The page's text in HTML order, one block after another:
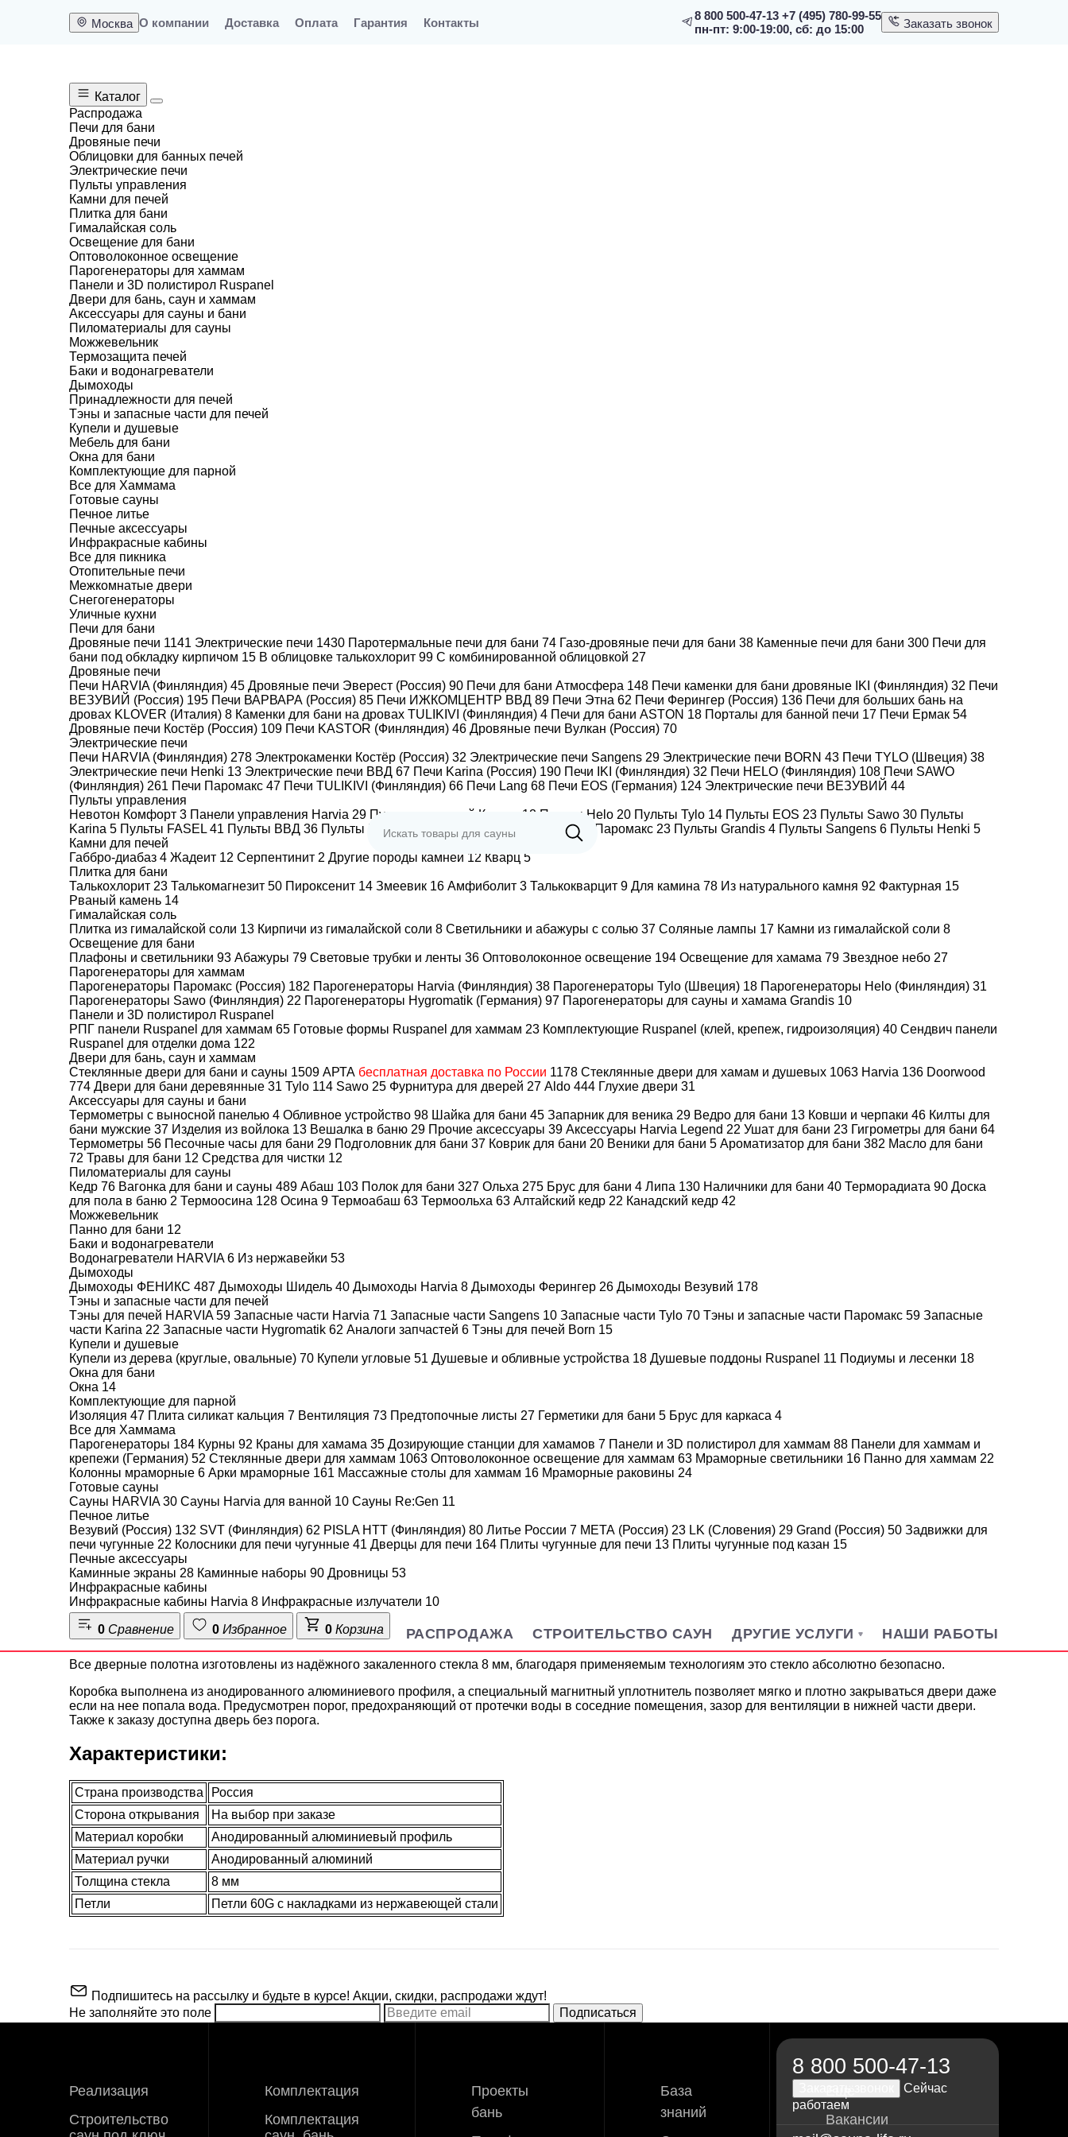
Москва О компании Доставка Оплата Гарантия Контакты 8 800 500-47-13 +7 (495) 780-99-55
пн-пт: 9:00-19:00, сб: до 15:00
Заказать звонок
Меню
Москва
Каталог
Распродажа
Печи для бани
Дровяные печи
Облицовки для банных печей
Электрические печи
Пульты управления
Камни для печей
Плитка для бани
Гималайская соль
Освещение для бани
Оптоволоконное освещение
Парогенераторы для хаммам
Панели и 3D полистирол Ruspanel
Двери для бань, саун и хаммам
Аксессуары для сауны и бани
Пиломатериалы для сауны
Можжевельник
Термозащита печей
Баки и водонагреватели
Дымоходы
Принадлежности для печей
Тэны и запасные части для печей
Купели и душевые
Мебель для бани
Окна для бани
Комплектующие для парной
Все для Хаммама
Готовые сауны
Печное литье
Печные аксессуары
Инфракрасные кабины
Все для пикника
Отопительные печи
Межкомнатые двери
Снегогенераторы
Уличные кухни
Печи для бани
Дровяные печи 1141 Электрические печи 1430 Паротермальные печи для бани 74 Газо-дровяные печи для бани 38 Каменные печи для бани 300 Печи для
бани под обкладку кирпичом 15 В облицовке талькохлорит 99 С комбинированной облицовкой 27
Дровяные печи
Печи HARVIA (Финляндия) 45 Дровяные печи Эверест (Россия) 90 Печи для бани Атмосфера 148 Печи каменки для бани дровяные IKI (Финляндия) 32 Печи
ВЕЗУВИЙ (Россия) 195 Печи ВАРВАРА (Россия) 85 Печи ИЖКОМЦЕНТР ВВД 89 Печи Этна 62 Печи Ферингер (Россия) 136 Печи для больших бань на
дровах KLOVER (Италия) 8 Каменки для бани на дровах TULIKIVI (Финляндия) 4 Печи для бани ASTON 18 Порталы для банной печи 17 Печи Ермак 54
Дровяные печи Костёр (Россия) 109 Печи KASTOR (Финляндия) 46 Дровяные печи Вулкан (Россия) 70
Электрические печи
Печи HARVIA (Финляндия) 278 Электрокаменки Костёр (Россия) 32 Электрические печи Sangens 29 Электрические печи BORN 43 Печи TYLO (Швеция) 38
Электрические печи Henki 13 Электрические печи ВВД 67 Печи Karina (Россия) 190 Печи IKI (Финляндия) 32 Печи HELO (Финляндия) 108 Печи SAWO
(Финляндия) 261 Печи Паромакс 47 Печи TULIKIVI (Финляндия) 66 Печи Lang 68 Печи EOS (Германия) 124 Электрические печи ВЕЗУВИЙ 44
Пульты управления
Невотон Комфорт 3 Панели управления Harvia 29 Пульты для печей Костер 12 Пульты Helo 20 Пульты Tylo 14 Пульты EOS 23 Пульты Sawo 30 Пульты
Karina 5 Пульты FASEL 41 Пульты ВВД 36 Пульты BORN13 Пульты ВЕЗУВИЙ Пульты Паромакс 23 Пульты Grandis 4 Пульты Sangens 6 Пульты Henki 5
Камни для печей
Габбро-диабаз 4 Жадеит 12 Серпентинит 2 Другие породы камней 12 Кварц 5
Плитка для бани
Талькохлорит 23 Талькомагнезит 50 Пироксенит 14 Змеевик 16 Амфиболит 3 Талькокварцит 9 Для камина 78 Из натурального камня 92 Фактурная 15
Рваный камень 14
Гималайская соль
Плитка из гималайской соли 13 Кирпичи из гималайской соли 8 Светильники и абажуры с солью 37 Соляные лампы 17 Камни из гималайской соли 8
Освещение для бани
Плафоны и светильники 93 Абажуры 79 Световые трубки и ленты 36 Оптоволоконное освещение 194 Освещение для хамама 79 Звездное небо 27
Парогенераторы для хаммам
Парогенераторы Паромакс (Россия) 182 Парогенераторы Harvia (Финляндия) 38 Парогенераторы Tylo (Швеция) 18 Парогенераторы Helo (Финляндия) 31
Парогенераторы Sawo (Финляндия) 22 Парогенераторы Hygromatik (Германия) 97 Парогенераторы для сауны и хамама Grandis 10
Панели и 3D полистирол Ruspanel
РПГ панели Ruspanel для хаммам 65 Готовые формы Ruspanel для хаммам 23 Комплектующие Ruspanel (клей, крепеж, гидроизоляция) 40 Сендвич панели
Ruspanel для отделки дома 122
Двери для бань, саун и хаммам
Стеклянные двери для бани и сауны 1509 АРТА бесплатная доставка по России 1178 Стеклянные двери для хамам и душевых 1063 Harvia 136 Doorwood
774 Двери для бани деревянные 31 Tylo 114 Sawo 25 Фурнитура для дверей 27 Aldo 444 Глухие двери 31
Аксессуары для сауны и бани
Термометры с выносной панелью 4 Обливное устройство 98 Шайка для бани 45 Запарник для веника 29 Ведро для бани 13 Ковши и черпаки 46 Килты для
бани мужские 37 Изделия из войлока 13 Вешалка в баню 29 Прочие аксессуары 39 Аксессуары Harvia Legend 22 Ушат для бани 23 Гигрометры для бани 64
Термометры 56 Песочные часы для бани 29 Подголовник для бани 37 Коврик для бани 20 Веники для бани 5 Ароматизатор для бани 382 Масло для бани
72 Травы для бани 12 Средства для чистки 12
Пиломатериалы для сауны
Кедр 76 Вагонка для бани и сауны 489 Абаш 103 Полок для бани 327 Ольха 275 Брус для бани 4 Липа 130 Наличники для бани 40 Терморадиата 90 Доска
для пола в баню 2 Термоосина 128 Осина 9 Термоабаш 63 Термоольха 63 Алтайский кедр 22 Канадский кедр 42
Можжевельник
Панно для бани 12
Баки и водонагреватели
Водонагреватели HARVIA6 Из нержавейки 53
Дымоходы
Дымоходы ФЕНИКС 487 Дымоходы Шидель 40 Дымоходы Harvia 8 Дымоходы Ферингер 26 Дымоходы Везувий 178
Тэны и запасные части для печей
Тэны для печей HARVIA59 Запасные части Harvia 71 Запасные части Sangens 10 Запасные части Tylo 70 Тэны и запасные части Паромакс 59 Запасные
части Karina 22 Запасные части Hygromatik 62 Аналоги запчастей 6 Тэны для печей Born 15
Купели и душевые
Купели из дерева (круглые, овальные) 70 Купели угловые 51 Душевые и обливные устройства 18 Душевые поддоны Ruspanel 11 Подиумы и лесенки 18
Окна для бани
Окна 14
Комплектующие для парной
Изоляция 47 Плита силикат кальция 7 Вентиляция 73 Предтопочные листы 27 Герметики для бани 5 Брус для каркаса 4
Все для Хаммама
Парогенераторы 184 Курны 92 Краны для хамама 35 Дозирующие станции для хамамов 7 Панели и 3D полистирол для хаммам 88 Панели для хаммам и
крепежи (Германия) 52 Стеклянные двери для хаммам 1063 Оптоволоконное освещение для хаммам 63 Мраморные светильники 16 Панно для хаммам 22
Колонны мраморные 6 Арки мраморные 161 Массажные столы для хаммам 16 Мраморные раковины 24
Готовые сауны
Сауны HARVIA30 Сауны Harvia для ванной 10 Сауны Re:Gen 11
Печное литье
Везувий (Россия) 132 SVT (Финляндия) 62 PISLA HTT (Финляндия) 80 Литье России 7 МЕТА (Россия) 23 LK (Словения) 29 Grand (Россия) 50 Задвижки для
печи чугунные 22 Колосники для печи чугунные 41 Дверцы для печи 164 Плиты чугунные для печи 13 Плиты чугунные под казан 15
Печные аксессуары
Каминные экраны 28 Каминные наборы 90 Дровницы 53
Инфракрасные кабины
Инфракрасные кабины Harvia 8 Инфракрасные излучатели 10
РАСПРОДАЖА СТРОИТЕЛЬСТВО САУН ДРУГИЕ УСЛУГИ НАШИ РАБОТЫ
0 Сравнение 0 Избранное 0 Корзина
Главная Каталог АРТА Двери АРТА для хамам
с вертикальной ручкой, 2000х700 мм.
Дверь для хаммам АРТА Престиж Прозрачная с вертикальной ручкой, 2000х700
мм.
Код товара: 011802 (Для менеджера)
НОВИНКА
Итого 59.325
В корзину
Бесплатная доставка по всей России на двери стоимостью выше 43000₽ — в пункт самовывоза транспортной компании Вашего города
Возможно изготовление двери по индивидуальным размерам под заказ
Добавьте к товару АРТА Престиж Прозрачная с вертикальной
ручкой, 2000х700 мм.
Установка /
подключение
7.500
ПОКУПАЙТЕ У
ЛУЧШИХ
Быстрая доставка
Гарантия на каждый
Описание Характеристики Доставка и оплата Варианты
ОПИСАНИЕ ДВЕРЬ ДЛЯ ХАММАМ АРТА ПРЕСТИЖ
ПРОЗРАЧНАЯ С ВЕРТИКАЛЬНОЙ РУЧКОЙ, 2000Х700 ММ.
Двери АРТА Престиж — это отличное решение для помещений с повышенной влажностью (турецких парных, душевые, бассейнов), где пластик не
выдерживает высокую температуру, а дерево разбухает и гниет от влаги.
Все дверные полотна изготовлены из надёжного закаленного стекла 8 мм, благодаря применяемым технологиям это стекло абсолютно безопасно.
Коробка выполнена из анодированного алюминиевого профиля, а специальный магнитный уплотнитель позволяет мягко и плотно закрываться двери даже
если на нее попала вода. Предусмотрен порог, предохраняющий от протечки воды в соседние помещения, зазор для вентиляции в нижней части двери.
Также к заказу доступна дверь без порога.
Характеристики:
Страна производства
Россия
Сторона открывания
На выбор при заказе
Материал коробки
Анодированный алюминиевый профиль
Материал ручки
Анодированный алюминий
Толщина стекла
8 мм
Петли
Петли 60G c накладками из нержавеющей стали
Производитель АРТА
Цвет стекла
ВНИМАНИЕ!
Подпишитесь на рассылку и будьте в курсе! Акции, скидки, распродажи ждут!
Не заполняйте это поле
Подписаться
Реализация
Строительство
Комплектация
Комплектация
Проекты
бань
База
знаний
Вакансии
8 800 500-47-13
Сейчас
работаем